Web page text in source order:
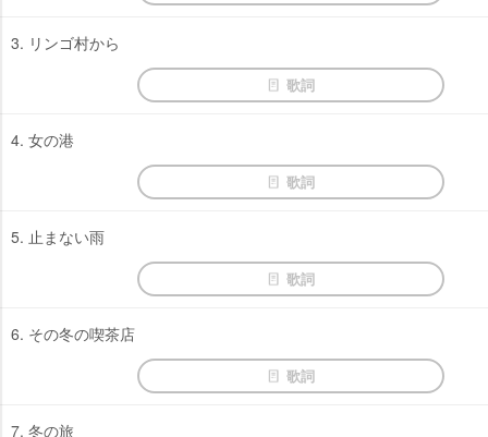
3. リンゴ村から
歌詞
4. 女の港
歌詞
5. 止まない雨
歌詞
6. その冬の喫茶店
歌詞
7. 冬の旅